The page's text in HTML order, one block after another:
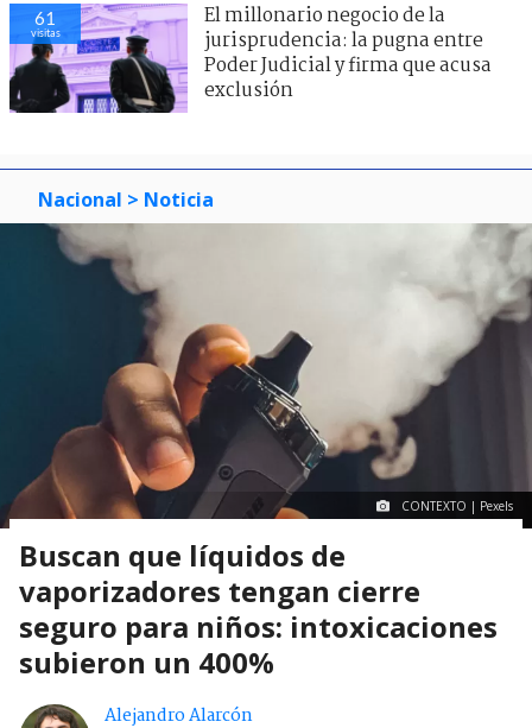
61
visitas
El millonario negocio de la
jurisprudencia: la pugna entre
Poder Judicial y firma que acusa
exclusión
Nacional > Noticia
CONTEXTO | Pexels
Buscan que líquidos de
vaporizadores tengan cierre
seguro para niños: intoxicaciones
subieron un 400%
Alejandro Alarcón